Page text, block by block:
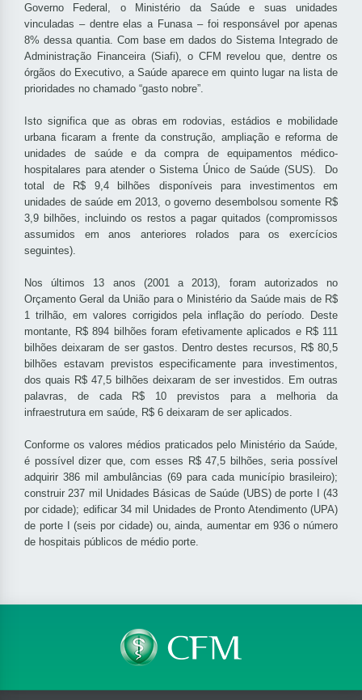
Governo Federal, o Ministério da Saúde e suas unidades
vinculadas – dentre elas a Funasa – foi responsável por apenas
8% dessa quantia. Com base em dados do Sistema Integrado de
Administração Financeira (Siafi), o CFM revelou que, dentre os
órgãos do Executivo, a Saúde aparece em quinto lugar na lista de
prioridades no chamado “gasto nobre”.
Isto significa que as obras em rodovias, estádios e mobilidade
urbana ficaram a frente da construção, ampliação e reforma de
unidades de saúde e da compra de equipamentos médico-
hospitalares para atender o Sistema Único de Saúde (SUS). Do
total de R$ 9,4 bilhões disponíveis para investimentos em
unidades de saúde em 2013, o governo desembolsou somente R$
3,9 bilhões, incluindo os restos a pagar quitados (compromissos
assumidos em anos anteriores rolados para os exercícios
seguintes).
Nos últimos 13 anos (2001 a 2013), foram autorizados no
Orçamento Geral da União para o Ministério da Saúde mais de R$
1 trilhão, em valores corrigidos pela inflação do período. Deste
montante, R$ 894 bilhões foram efetivamente aplicados e R$ 111
bilhões deixaram de ser gastos. Dentro destes recursos, R$ 80,5
bilhões estavam previstos especificamente para investimentos,
dos quais R$ 47,5 bilhões deixaram de ser investidos. Em outras
palavras, de cada R$ 10 previstos para a melhoria da
infraestrutura em saúde, R$ 6 deixaram de ser aplicados.
Conforme os valores médios praticados pelo Ministério da Saúde,
é possível dizer que, com esses R$ 47,5 bilhões, seria possível
adquirir 386 mil ambulâncias (69 para cada município brasileiro);
construir 237 mil Unidades Básicas de Saúde (UBS) de porte I (43
por cidade); edificar 34 mil Unidades de Pronto Atendimento (UPA)
de porte I (seis por cidade) ou, ainda, aumentar em 936 o número
de hospitais públicos de médio porte.